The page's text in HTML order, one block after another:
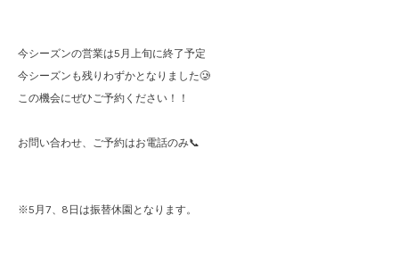
今シーズンの営業は5月上旬に終了予定
今シーズンも残りわずかとなりました🥲
この機会にぜひご予約ください！！
お問い合わせ、ご予約はお電話のみ📞
※5月7、8日は振替休園となります。